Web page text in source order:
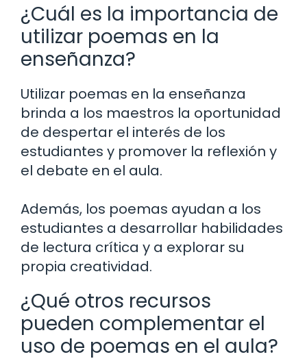
¿Cuál es la importancia de
utilizar poemas en la
enseñanza?
Utilizar poemas en la enseñanza
brinda a los maestros la oportunidad
de despertar el interés de los
estudiantes y promover la reflexión y
el debate en el aula.
Además, los poemas ayudan a los
estudiantes a desarrollar habilidades
de lectura crítica y a explorar su
propia creatividad.
¿Qué otros recursos
pueden complementar el
uso de poemas en el aula?